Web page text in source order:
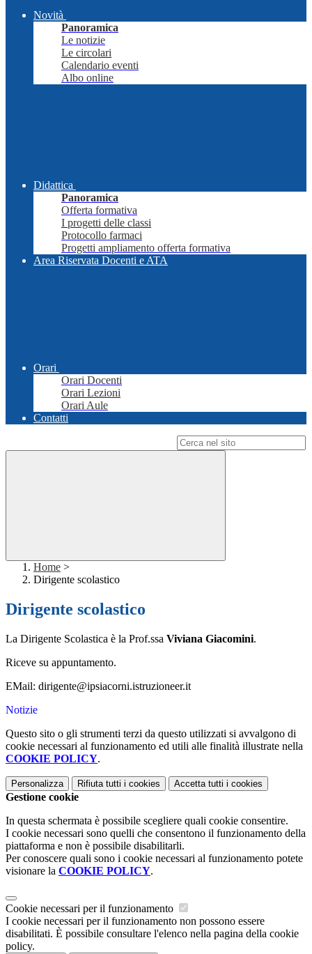
Novità
Panoramica
Le notizie
Le circolari
Calendario eventi
Albo online
Didattica
Panoramica
Offerta formativa
I progetti delle classi
Protocollo farmaci
Progetti ampliamento offerta formativa
Area Riservata Docenti e ATA
Orari
Orari Docenti
Orari Lezioni
Orari Aule
Contatti
Home >
Dirigente scolastico
Dirigente scolastico
La Dirigente Scolastica è la Prof.ssa Viviana Giacomini.
Riceve su appuntamento.
EMail: dirigente@ipsiacorni.istruzioneer.it
Notizie
Questo sito o gli strumenti terzi da questo utilizzati si avvalgono di
cookie necessari al funzionamento ed utili alle finalità illustrate nella
COOKIE POLICY.
Personalizza Rifiuta tutti i cookies Accetta tutti i cookies
Gestione cookie
In questa schermata è possibile scegliere quali cookie consentire.
I cookie necessari sono quelli che consentono il funzionamento della
piattaforma e non è possibile disabilitarli.
Per conoscere quali sono i cookie necessari al funzionamento potete
visionare la COOKIE POLICY.
Cookie necessari per il funzionamento
I cookie necessari per il funzionamento non possono essere
disabilitati. È possibile consultare l'elenco nella pagina della cookie
policy.